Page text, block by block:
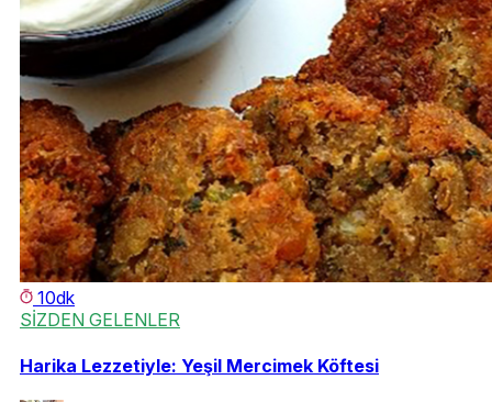
10dk
SİZDEN GELENLER
Harika Lezzetiyle: Yeşil Mercimek Köftesi